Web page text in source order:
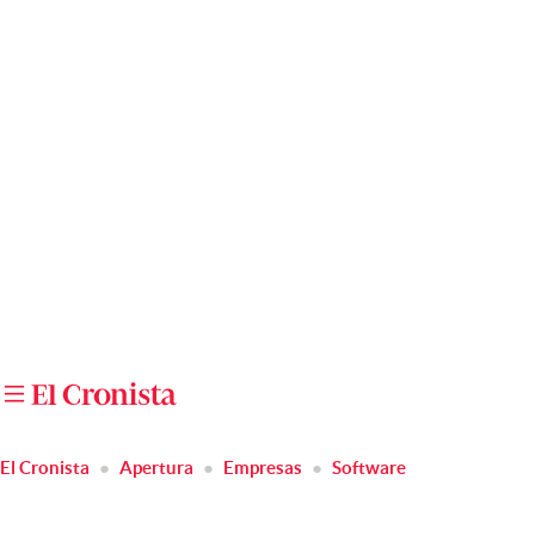
Otras secciones
El Cronista Apertura Empresas Software